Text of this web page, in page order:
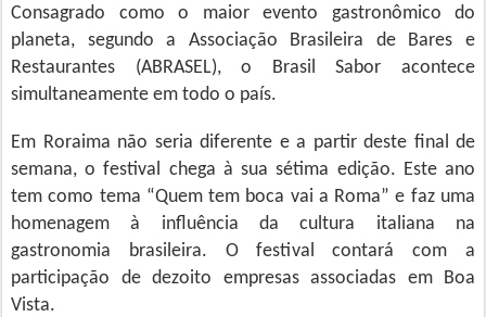
Consagrado como o maior evento gastronômico do
planeta, segundo a Associação Brasileira de Bares e
Restaurantes (ABRASEL), o Brasil Sabor acontece
simultaneamente em todo o país.
Em Roraima não seria diferente e a partir deste final de
semana, o festival chega à sua sétima edição. Este ano
tem como tema “Quem tem boca vai a Roma” e faz uma
homenagem à influência da cultura italiana na
gastronomia brasileira. O festival contará com a
participação de dezoito empresas associadas em Boa
Vista.